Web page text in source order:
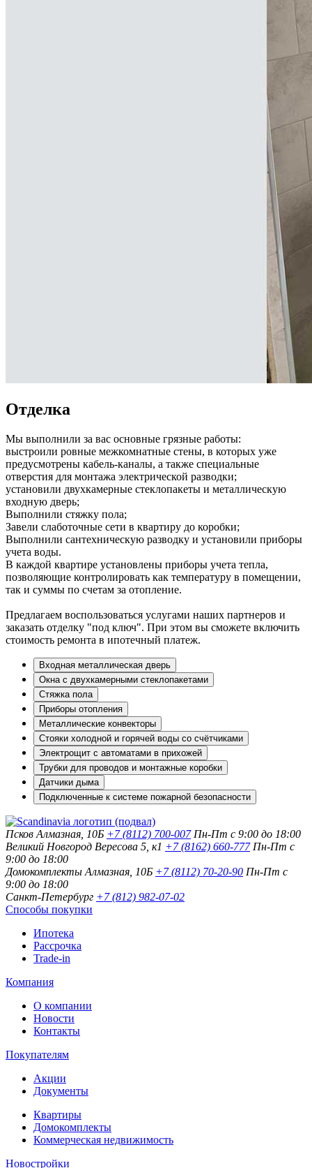
Отделка
Мы выполнили за вас основные грязные работы:
выстроили ровные межкомнатные стены, в которых уже
предусмотрены кабель-каналы, а также специальные
отверстия для монтажа электрической разводки;
установили двухкамерные стеклопакеты и металлическую
входную дверь;
Выполнили стяжку пола;
Завели слаботочные сети в квартиру до коробки;
Выполнили сантехническую разводку и установили приборы
учета воды.
В каждой квартире установлены приборы учета тепла,
позволяющие контролировать как температуру в помещении,
так и суммы по счетам за отопление.
Предлагаем воспользоваться услугами наших партнеров и
заказать отделку "под ключ". При этом вы сможете включить
стоимость ремонта в ипотечный платеж.
Входная металлическая дверь
Окна с двухкамерными стеклопакетами
Стяжка пола
Приборы отопления
Металлические конвекторы
Стояки холодной и горячей воды со счётчиками
Электрощит с автоматами в прихожей
Трубки для проводов и монтажные коробки
Датчики дыма
Подключенные к системе пожарной безопасности
Псков Алмазная, 10Б +7 (8112) 700-007 Пн-Пт с 9:00 до 18:00
Великий Новгород Вересова 5, к1 +7 (8162) 660-777 Пн-Пт с
9:00 до 18:00
Домокомплекты Алмазная, 10Б +7 (8112) 70-20-90 Пн-Пт с
9:00 до 18:00
Санкт-Петербург +7 (812) 982-07-02
Способы покупки
Ипотека
Рассрочка
Trade-in
Компания
О компании
Новости
Контакты
Покупателям
Акции
Документы
Квартиры
Домокомплекты
Коммерческая недвижимость
Новостройки